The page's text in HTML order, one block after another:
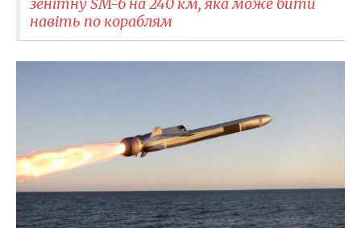
навіть по кораблям